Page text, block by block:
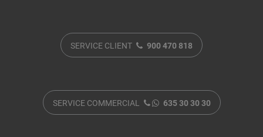
SERVICE CLIENT 900 470 818
SERVICE COMMERCIAL 635 30 30 30